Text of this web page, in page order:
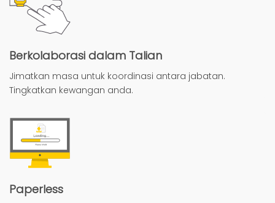
Berkolaborasi dalam Talian
Jimatkan masa untuk koordinasi antara jabatan.
Tingkatkan kewangan anda.
Paperless